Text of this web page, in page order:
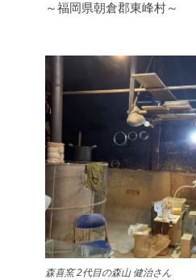
～福岡県朝倉郡東峰村～
森喜窯 2代目の森山 健治さん